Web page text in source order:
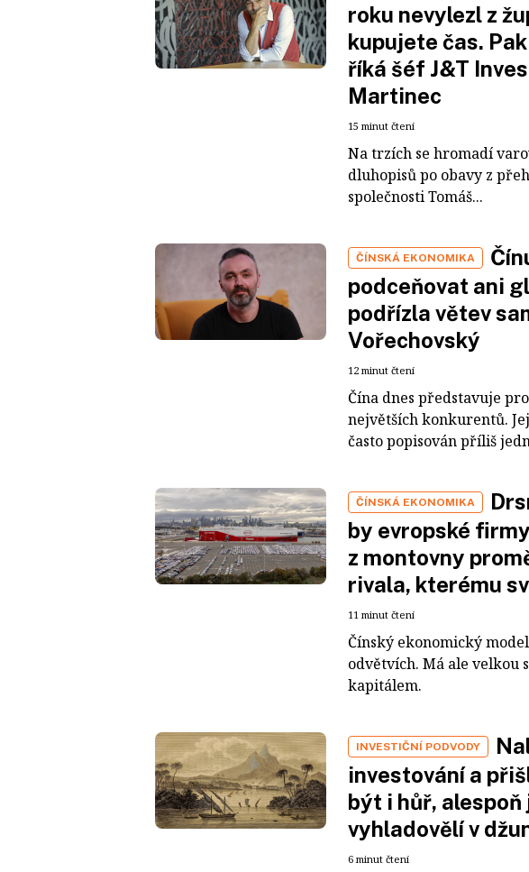
roku nevylezl z
kupujete čas.
říká šéf J&T
Martinec
15 minut čtení
Na trzích se hromadí
dluhopisů po obavy z
společnosti Tomáš...
ČÍNSKÁ EKONOMIKA
podceňovat ani
podřízla větev
Vořechovský
12 minut čtení
Čína dnes představuje
největších konkurentů.
často popisován příliš
ČÍNSKÁ EKONOMIKA
by evropské
z montovny
rivala, kterému
11 minut čtení
Čínský ekonomický
odvětvích. Má ale velkou
kapitálem.
INVESTIČNÍ PODVODY
investování a
být i hůř,
vyhladovělí v
6 minut čtení